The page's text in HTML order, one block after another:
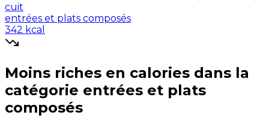
cuit
entrées et plats composés
342 kcal
Moins riches en calories dans la
catégorie entrées et plats
composés